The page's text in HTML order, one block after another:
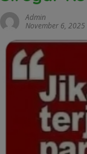
Admin
November 6, 2025